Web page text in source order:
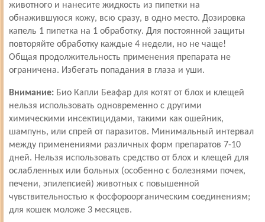
животного и нанесите жидкость из пипетки на
обнажившуюся кожу, всю сразу, в одно место. Дозировка
капель 1 пипетка на 1 обработку. Для постоянной защиты
повторяйте обработку каждые 4 недели, но не чаще!
Общая продолжительность применения препарата не
ограничена. Избегать попадания в глаза и уши.
Внимание: Био Капли Беафар для котят от блох и клещей
нельзя использовать одновременно с другими
химическими инсектицидами, такими как ошейник,
шампунь, или спрей от паразитов. Минимальный интервал
между применениями различных форм препаратов 7-10
дней. Нельзя использовать средство от блох и клещей для
ослабленных или больных (особенно с болезнями почек,
печени, эпилепсией) животных с повышенной
чувствительностью к фосфороорганическим соединениям;
для кошек моложе 3 месяцев.